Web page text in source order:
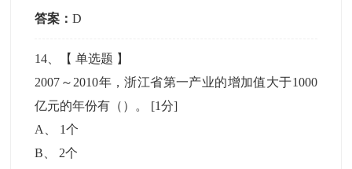
答案：D
14 、【单选题 】
2007～2010年，浙江省第一产业的增加值大于1000
亿元的年份有（）。 [1分]
A
1个
B
2个